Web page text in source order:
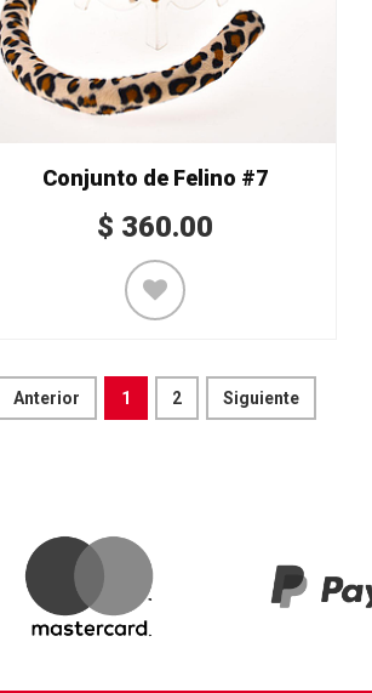
Conjunto de Felino #7
$ 360.00
Anterior 1 2 Siguiente